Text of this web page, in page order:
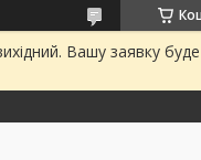
Вашу заявку